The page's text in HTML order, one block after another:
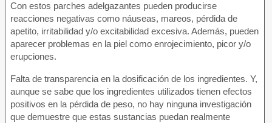
Con estos parches adelgazantes pueden producirse
reacciones negativas como náuseas, mareos, pérdida de
apetito, irritabilidad y/o excitabilidad excesiva. Además, pueden
aparecer problemas en la piel como enrojecimiento, picor y/o
erupciones.
Falta de transparencia en la dosificación de los ingredientes. Y,
aunque se sabe que los ingredientes utilizados tienen efectos
positivos en la pérdida de peso, no hay ninguna investigación
que demuestre que estas sustancias puedan realmente